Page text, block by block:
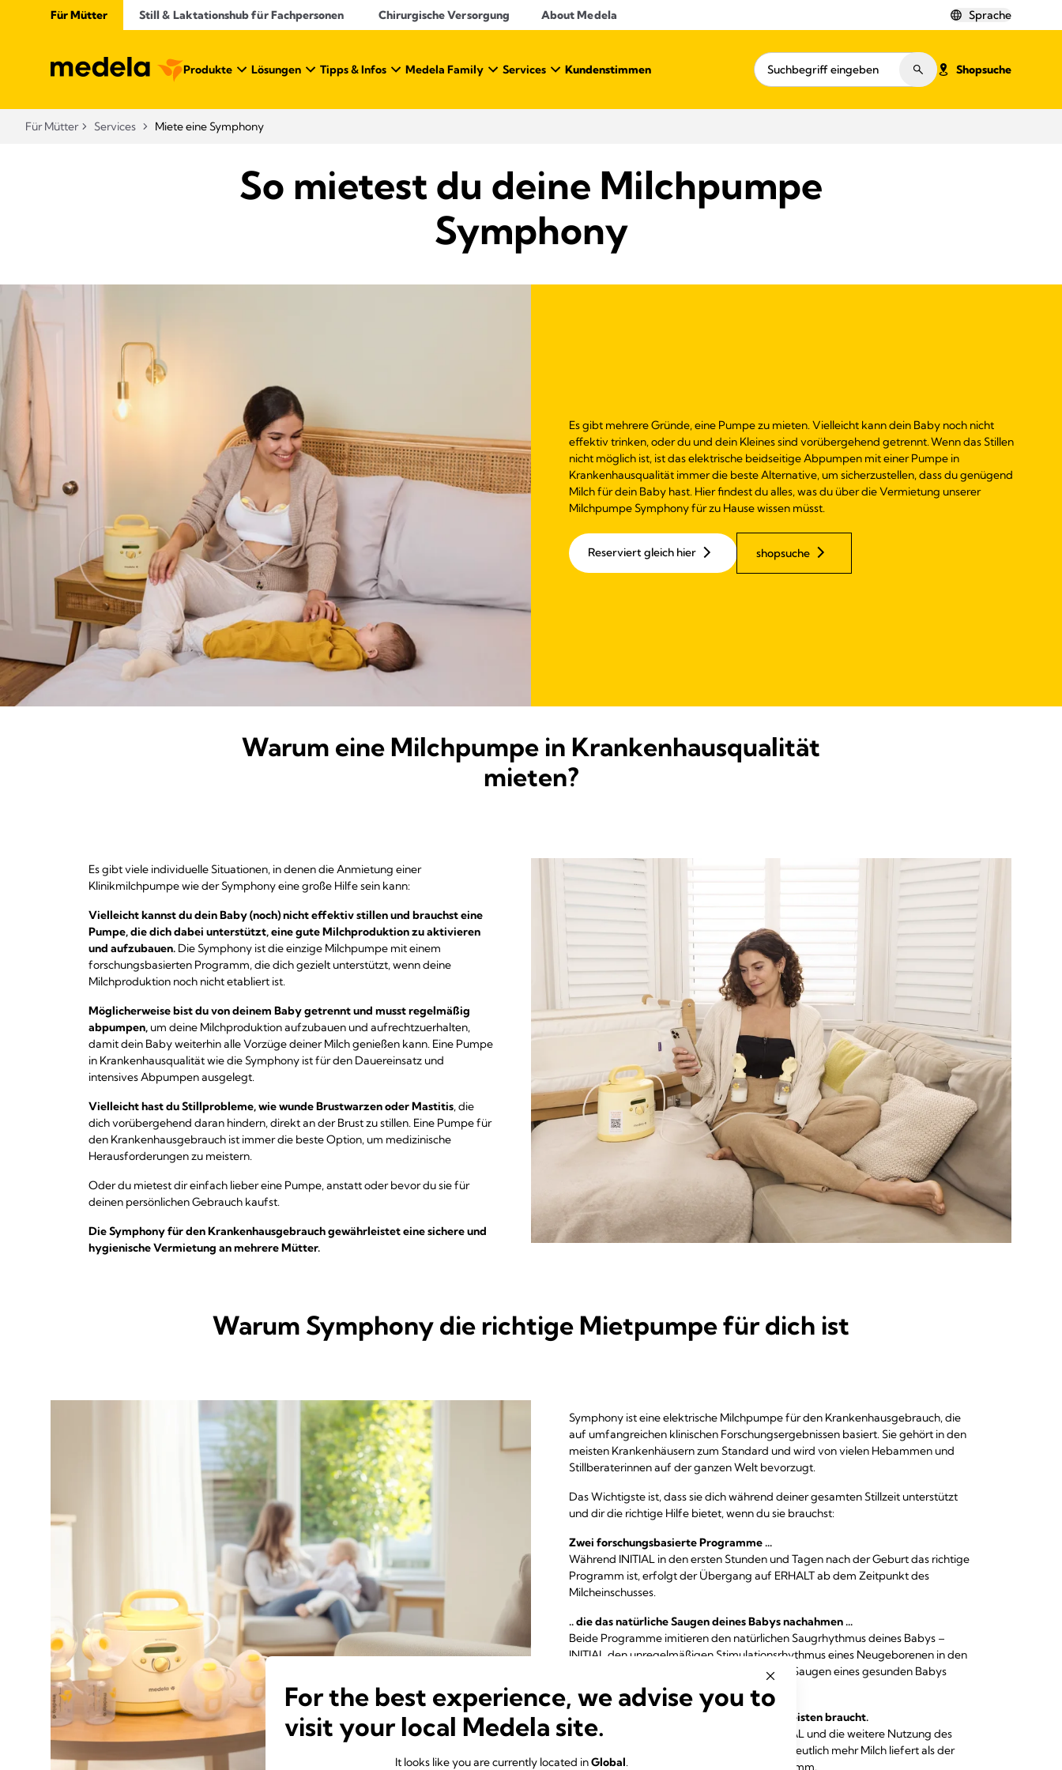
Für Mütter Still & Laktationshub für Fachpersonen Chirurgische Versorgung About Medela Sprache
Produkte Lösungen Tipps & Infos Medela Family Services Kundenstimmen Shopsuche
Für Mütter Services Miete eine Symphony
So mietest du deine Milchpumpe
Symphony
Es gibt mehrere Gründe, eine Pumpe zu mieten. Vielleicht kann dein Baby noch nicht
effektiv trinken, oder du und dein Kleines sind vorübergehend getrennt. Wenn das Stillen
nicht möglich ist, ist das elektrische beidseitige Abpumpen mit einer Pumpe in
Krankenhausqualität immer die beste Alternative, um sicherzustellen, dass du genügend
Milch für dein Baby hast. Hier findest du alles, was du über die Vermietung unserer
Milchpumpe Symphony für zu Hause wissen müsst.
Reserviert gleich hier shopsuche
Warum eine Milchpumpe in Krankenhausqualität
mieten?
Es gibt viele individuelle Situationen, in denen die Anmietung einer
Klinikmilchpumpe wie der Symphony eine große Hilfe sein kann:
Vielleicht kannst du dein Baby (noch) nicht effektiv stillen und brauchst eine
Pumpe, die dich dabei unterstützt, eine gute Milchproduktion zu aktivieren
und aufzubauen. Die Symphony ist die einzige Milchpumpe mit einem
forschungsbasierten Programm, die dich gezielt unterstützt, wenn deine
Milchproduktion noch nicht etabliert ist.
Möglicherweise bist du von deinem Baby getrennt und musst regelmäßig
abpumpen, um deine Milchproduktion aufzubauen und aufrechtzuerhalten,
damit dein Baby weiterhin alle Vorzüge deiner Milch genießen kann. Eine Pumpe
in Krankenhausqualität wie die Symphony ist für den Dauereinsatz und
intensives Abpumpen ausgelegt.
Vielleicht hast du Stillprobleme, wie wunde Brustwarzen oder Mastitis, die
dich vorübergehend daran hindern, direkt an der Brust zu stillen. Eine Pumpe für
den Krankenhausgebrauch ist immer die beste Option, um medizinische
Herausforderungen zu meistern.
Oder du mietest dir einfach lieber eine Pumpe, anstatt oder bevor du sie für
deinen persönlichen Gebrauch kaufst.
Die Symphony für den Krankenhausgebrauch gewährleistet eine sichere und
hygienische Vermietung an mehrere Mütter.
Warum Symphony die richtige Mietpumpe für dich ist
Symphony ist eine elektrische Milchpumpe für den Krankenhausgebrauch, die
auf umfangreichen klinischen Forschungsergebnissen basiert. Sie gehört in den
meisten Krankenhäusern zum Standard und wird von vielen Hebammen und
Stillberaterinnen auf der ganzen Welt bevorzugt.
Das Wichtigste ist, dass sie dich während deiner gesamten Stillzeit unterstützt
und dir die richtige Hilfe bietet, wenn du sie brauchst:
Zwei forschungsbasierte Programme ...
Während INITIAL in den ersten Stunden und Tagen nach der Geburt das richtige
Programm ist, erfolgt der Übergang auf ERHALT ab dem Zeitpunkt des
Milcheinschusses.
.. die das natürliche Saugen deines Babys nachahmen ...
Beide Programme imitieren den natürlichen Saugrhythmus deines Babys –
INITIAL den unregelmäßigen Stimulationsrhythmus eines Neugeborenen in den
ersten Tagen der Laktation und ERHALT das Saugen eines gesunden Babys
während der etablierten Laktation.
.. für mehr Milch, wenn dein Baby sie am meisten braucht.
Es hat sich gezeigt, dass der Beginn mit INITIAL und die weitere Nutzung des
ERHALT Programms in den ersten 14 Tagen deutlich mehr Milch liefert als der
Beginn mit einem Standard-Abpumpprogramm.
For the best experience, we advise you to
visit your local Medela site.
It looks like you are currently located inGlobal.